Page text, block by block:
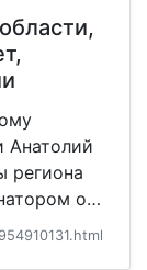
10-
на
Анатолий
региона
от
уже